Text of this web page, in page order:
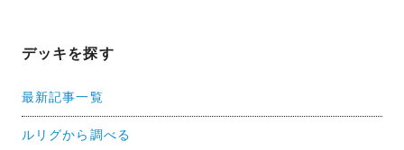
デッキを探す
最新記事一覧
ルリグから調べる